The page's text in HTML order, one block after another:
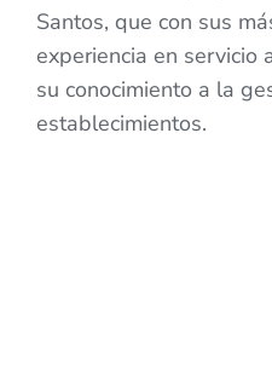
Santos, que con sus
experiencia en servicio
su conocimiento a la
establecimientos.